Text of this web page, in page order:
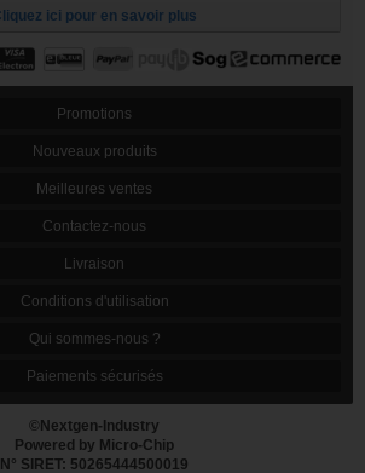
ici pour en savoir plus
Promotions
Nouveaux produits
Meilleures ventes
Contactez-nous
Livraison
Conditions d'utilisation
Qui sommes-nous ?
Paiements sécurisés
©Nextgen-Industry
Powered by Micro-Chip
N° SIRET: 50265444500019